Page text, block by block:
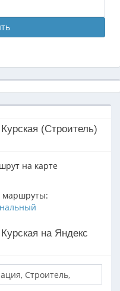
(Строитель)
на карте
маршруты:
на Яндекс